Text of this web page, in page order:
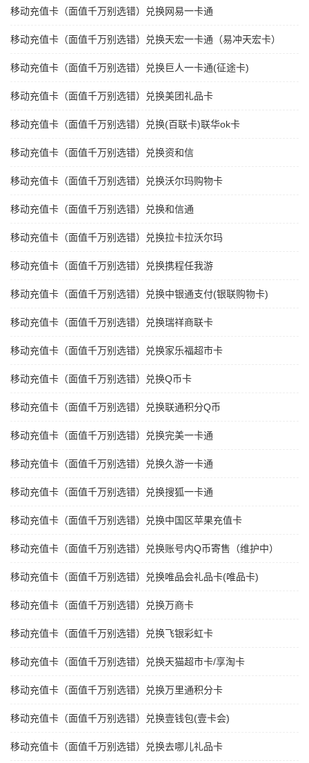
移动充值卡（面值千万别选错）兑换网易一卡通
移动充值卡（面值千万别选错）兑换天宏一卡通（易冲天宏卡）
移动充值卡（面值千万别选错）兑换巨人一卡通(征途卡)
移动充值卡（面值千万别选错）兑换美团礼品卡
移动充值卡（面值千万别选错）兑换(百联卡)联华ok卡
移动充值卡（面值千万别选错）兑换资和信
移动充值卡（面值千万别选错）兑换沃尔玛购物卡
移动充值卡（面值千万别选错）兑换和信通
移动充值卡（面值千万别选错）兑换拉卡拉沃尔玛
移动充值卡（面值千万别选错）兑换携程任我游
移动充值卡（面值千万别选错）兑换中银通支付(银联购物卡)
移动充值卡（面值千万别选错）兑换瑞祥商联卡
移动充值卡（面值千万别选错）兑换家乐福超市卡
移动充值卡（面值千万别选错）兑换Q币卡
移动充值卡（面值千万别选错）兑换联通积分Q币
移动充值卡（面值千万别选错）兑换完美一卡通
移动充值卡（面值千万别选错）兑换久游一卡通
移动充值卡（面值千万别选错）兑换搜狐一卡通
移动充值卡（面值千万别选错）兑换中国区苹果充值卡
移动充值卡（面值千万别选错）兑换账号内Q币寄售（维护中）
移动充值卡（面值千万别选错）兑换唯品会礼品卡(唯品卡)
移动充值卡（面值千万别选错）兑换万商卡
移动充值卡（面值千万别选错）兑换飞银彩虹卡
移动充值卡（面值千万别选错）兑换天猫超市卡/享淘卡
移动充值卡（面值千万别选错）兑换万里通积分卡
移动充值卡（面值千万别选错）兑换壹钱包(壹卡会)
移动充值卡（面值千万别选错）兑换去哪儿礼品卡